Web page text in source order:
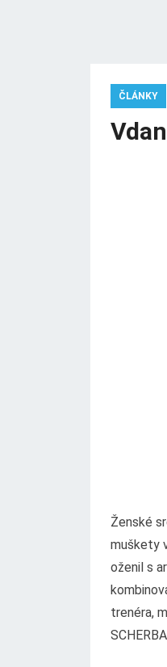
ČLÁNKY
Ženské
muškety
oženil s
trenéra,